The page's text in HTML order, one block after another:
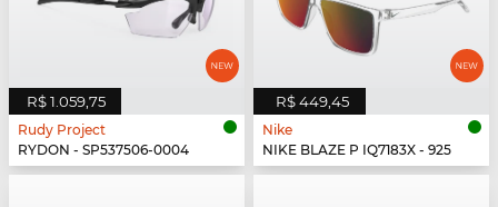
R$ 1.059,75
Rudy Project
RYDON - SP537506-0004
R$ 449,45
Nike
NIKE BLAZE P IQ7183X - 925